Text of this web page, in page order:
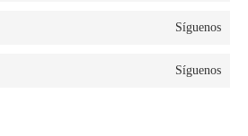
Síguenos
Síguenos